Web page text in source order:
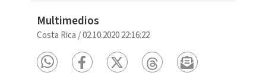
Multimedios
Costa Rica /02.10.2020 22:16:22